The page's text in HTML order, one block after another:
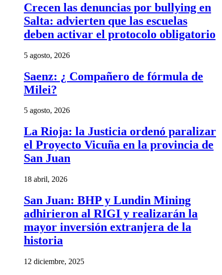
Crecen las denuncias por bullying en
Salta: advierten que las escuelas
deben activar el protocolo obligatorio
5 agosto, 2026
Saenz: ¿ Compañero de fórmula de
Milei?
5 agosto, 2026
La Rioja: la Justicia ordenó paralizar
el Proyecto Vicuña en la provincia de
San Juan
18 abril, 2026
San Juan: BHP y Lundin Mining
adhirieron al RIGI y realizarán la
mayor inversión extranjera de la
historia
12 diciembre, 2025